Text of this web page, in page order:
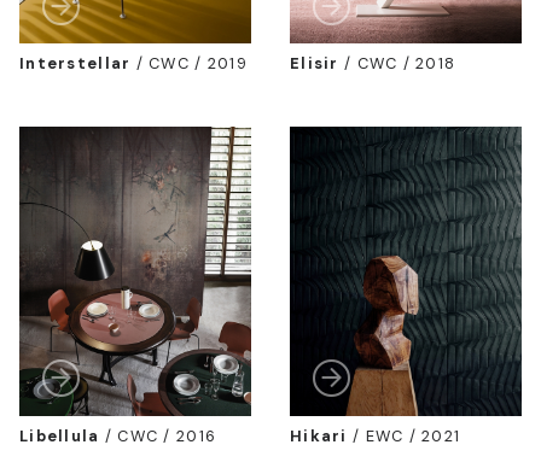
Interstellar /CWC / 2019 Elisir / CWC / 2018
Libellula /CWC / 2016 Hikari / EWC / 2021